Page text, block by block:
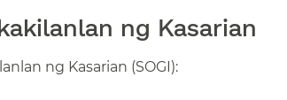
ng Kasarian​​
ng Kasarian (SOGI):